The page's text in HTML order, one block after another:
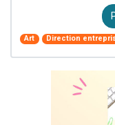
Art Direction